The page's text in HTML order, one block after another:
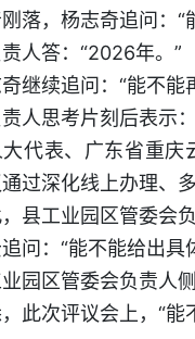
落，杨志奇追问：“
人答：“2026年。”
继续追问：“能不能
人思考片刻后表示
代表、广东省重庆
过深化线上办理、
县工业园区管委会
问：“能不能给出具
园区管委会负责人
此次评议会上，“能